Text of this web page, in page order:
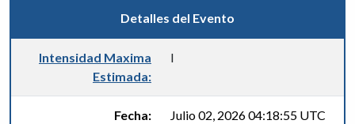
Detalles del Evento
Intensidad Maxima
Estimada:
I
Fecha:
Julio 02, 2026 04:18:55 UTC